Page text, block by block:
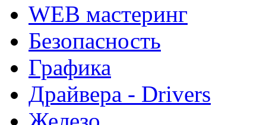
WEB мастеринг
Безопасность
Графика
Драйвера - Drivers